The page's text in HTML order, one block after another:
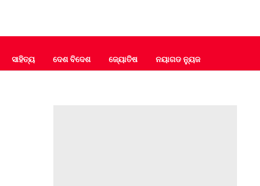
ସାହିତ୍ୟ ଦେଶ ବିଦେଶ ଜ୍ୟୋତିଷ ନୟାଗଡ ନ୍ୟୁଜ